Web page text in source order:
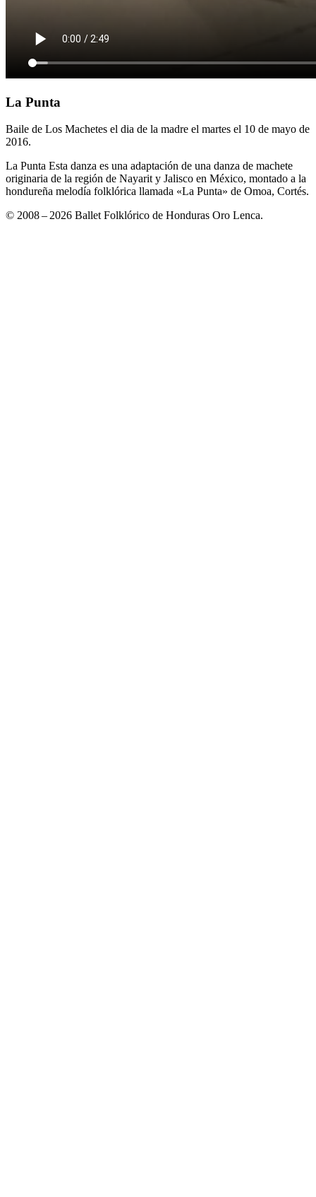
La Punta
Baile de Los Machetes el dia de la madre el martes el 10 de mayo de
2016.
La Punta Esta danza es una adaptación de una danza de machete
originaria de la región de Nayarit y Jalisco en México, montado a la
hondureña melodía folklórica llamada «La Punta» de Omoa, Cortés.
© 2008 – 2026 Ballet Folklórico de Honduras Oro Lenca.